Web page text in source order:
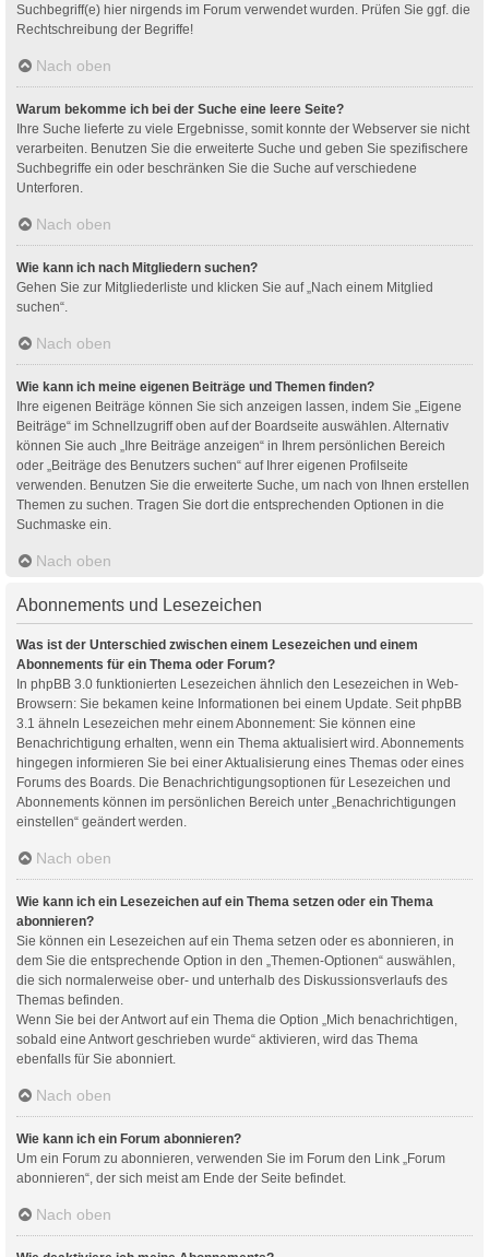
Suchbegriff(e) hier nirgends im Forum verwendet wurden. Prüfen Sie ggf. die
Rechtschreibung der Begriffe!
Nach oben
Warum bekomme ich bei der Suche eine leere Seite?
Ihre Suche lieferte zu viele Ergebnisse, somit konnte der Webserver sie nicht
verarbeiten. Benutzen Sie die erweiterte Suche und geben Sie spezifischere
Suchbegriffe ein oder beschränken Sie die Suche auf verschiedene
Unterforen.
Nach oben
Wie kann ich nach Mitgliedern suchen?
Gehen Sie zur Mitgliederliste und klicken Sie auf „Nach einem Mitglied
suchen“.
Nach oben
Wie kann ich meine eigenen Beiträge und Themen finden?
Ihre eigenen Beiträge können Sie sich anzeigen lassen, indem Sie „Eigene
Beiträge“ im Schnellzugriff oben auf der Boardseite auswählen. Alternativ
können Sie auch „Ihre Beiträge anzeigen“ in Ihrem persönlichen Bereich
oder „Beiträge des Benutzers suchen“ auf Ihrer eigenen Profilseite
verwenden. Benutzen Sie die erweiterte Suche, um nach von Ihnen erstellen
Themen zu suchen. Tragen Sie dort die entsprechenden Optionen in die
Suchmaske ein.
Nach oben
Abonnements und Lesezeichen
Was ist der Unterschied zwischen einem Lesezeichen und einem
Abonnements für ein Thema oder Forum?
In phpBB 3.0 funktionierten Lesezeichen ähnlich den Lesezeichen in Web-
Browsern: Sie bekamen keine Informationen bei einem Update. Seit phpBB
3.1 ähneln Lesezeichen mehr einem Abonnement: Sie können eine
Benachrichtigung erhalten, wenn ein Thema aktualisiert wird. Abonnements
hingegen informieren Sie bei einer Aktualisierung eines Themas oder eines
Forums des Boards. Die Benachrichtigungsoptionen für Lesezeichen und
Abonnements können im persönlichen Bereich unter „Benachrichtigungen
einstellen“ geändert werden.
Nach oben
Wie kann ich ein Lesezeichen auf ein Thema setzen oder ein Thema
abonnieren?
Sie können ein Lesezeichen auf ein Thema setzen oder es abonnieren, in
dem Sie die entsprechende Option in den „Themen-Optionen“ auswählen,
die sich normalerweise ober- und unterhalb des Diskussionsverlaufs des
Themas befinden.
Wenn Sie bei der Antwort auf ein Thema die Option „Mich benachrichtigen,
sobald eine Antwort geschrieben wurde“ aktivieren, wird das Thema
ebenfalls für Sie abonniert.
Nach oben
Wie kann ich ein Forum abonnieren?
Um ein Forum zu abonnieren, verwenden Sie im Forum den Link „Forum
abonnieren“, der sich meist am Ende der Seite befindet.
Nach oben